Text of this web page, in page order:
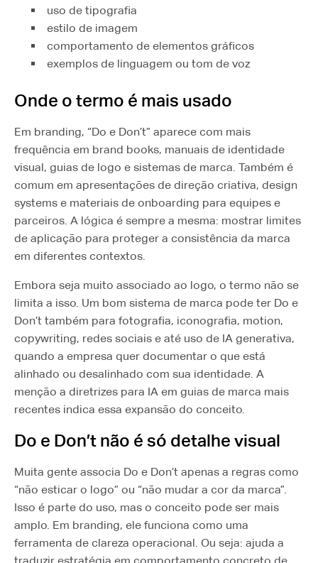
uso de tipografia
estilo de imagem
comportamento de elementos gráficos
exemplos de linguagem ou tom de voz
Onde o termo é mais usado
Em branding, “Do e Don’t” aparece com mais
frequência em brand books, manuais de identidade
visual, guias de logo e sistemas de marca. Também é
comum em apresentações de direção criativa, design
systems e materiais de onboarding para equipes e
parceiros. A lógica é sempre a mesma: mostrar limites
de aplicação para proteger a consistência da marca
em diferentes contextos.
Embora seja muito associado ao logo, o termo não se
limita a isso. Um bom sistema de marca pode ter Do e
Don’t também para fotografia, iconografia, motion,
copywriting, redes sociais e até uso de IA generativa,
quando a empresa quer documentar o que está
alinhado ou desalinhado com sua identidade. A
menção a diretrizes para IA em guias de marca mais
recentes indica essa expansão do conceito.
Do e Don’t não é só detalhe visual
Muita gente associa Do e Don’t apenas a regras como
“não esticar o logo” ou “não mudar a cor da marca”.
Isso é parte do uso, mas o conceito pode ser mais
amplo. Em branding, ele funciona como uma
ferramenta de clareza operacional. Ou seja: ajuda a